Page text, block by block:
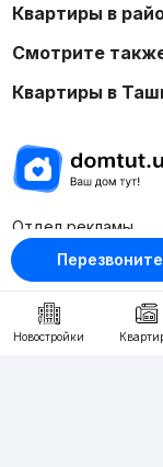
Новостройки
Квартиры в
Смотрите
Квартиры в
Отдел рекламы
+998 (78) 113-20-
+998 (93) 390-
Пн-Пт. С 9:30 до